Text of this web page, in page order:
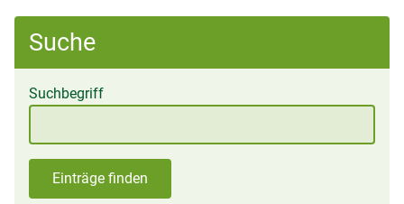
Suche
Suchbegriff
Einträge finden